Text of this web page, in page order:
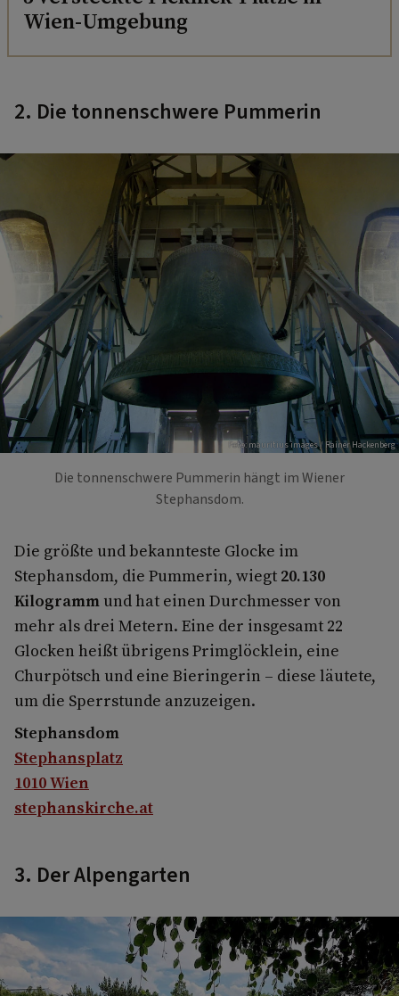
Wien-Umgebung
2. Die tonnenschwere Pummerin
Foto: mauritius images / Rainer Hackenberg
Die tonnenschwere Pummerin hängt im Wiener
Stephansdom.
Die größte und bekannteste Glocke im
Stephansdom, die Pummerin, wiegt 20.130
Kilogramm und hat einen Durchmesser von
mehr als drei Metern. Eine der insgesamt 22
Glocken heißt übrigens Primglöcklein, eine
Churpötsch und eine Bieringerin – diese läutete,
um die Sperrstunde anzuzeigen.
Stephansdom
Stephansplatz
1010 Wien
stephanskirche.at
3. Der Alpengarten